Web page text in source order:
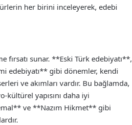
her birini inceleyerek, edebi
fırsatı sunar. **Eski Türk edebiyatı**,
edebiyatı** gibi dönemler, kendi
ve akımları vardır. Bu bağlamda,
yapısını daha iyi
ve **Nazım Hikmet** gibi